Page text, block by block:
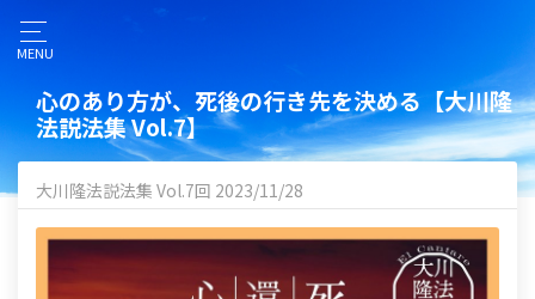
MENU
心のあり方が、死後の行き先を決める【大川隆
法説法集 Vol.7】
大川隆法説法集 Vol.7回 2023/11/28